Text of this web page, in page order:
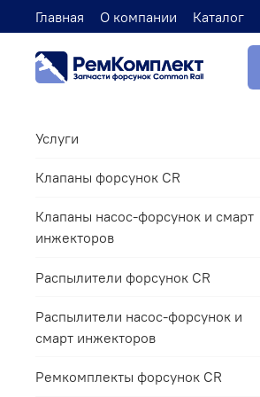
Главная О компании Каталог
Услуги
Клапаны форсунок CR
Клапаны насос-форсунок и смарт
инжекторов
Распылители форсунок CR
Распылители насос-форсунок и
смарт инжекторов
Ремкомплекты форсунок CR